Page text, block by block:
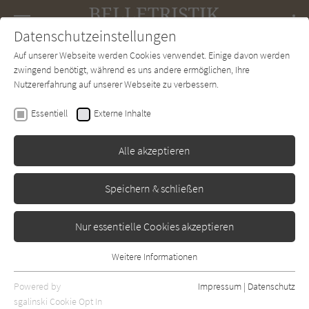
SUCHE Forum Charts Newsletter
Christian Linker
Toxische Macht
Erschienen: Februar 2021 Bibliogr. Angaben
Datenschutzeinstellungen
Auf unserer Webseite werden Cookies verwendet. Einige davon werden
zwingend benötigt, während es uns andere ermöglichen, Ihre
Nutzererfahrung auf unserer Webseite zu verbessern.
Essentiell Externe Inhalte
Alle akzeptieren
Speichern & schließen
Nur essentielle Cookies akzeptieren
Essentielle Cookies werden für grundlegende Funktionen der
Webseite benötigt. Dadurch ist gewährleistet, dass die Webseite
Weitere Informationen
Powered by
sgalinski Cookie Opt In
Impressum | Datenschutz